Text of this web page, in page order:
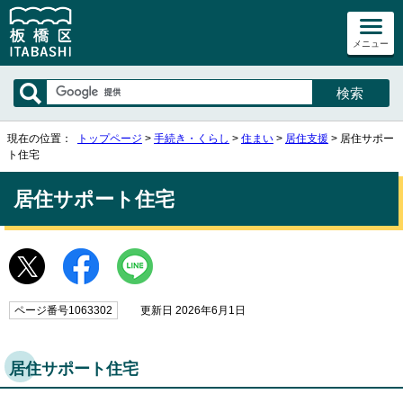
メニュー
現在の位置： トップページ > 手続き・くらし > 住まい > 居住支援 > 居住サポー
ト住宅
居住サポート住宅
ページ番号1063302 更新日 2026年6月1日
居住サポート住宅